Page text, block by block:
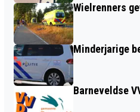
Wielrenners
Minderjarige
Barneveldse